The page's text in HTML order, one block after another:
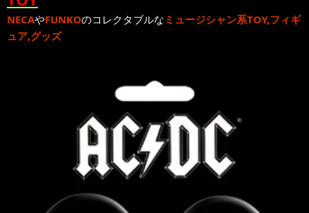
NECAやFUNKOのコレクタブルな ミュージシャン系TOY,フィギ
ュア,グッズ